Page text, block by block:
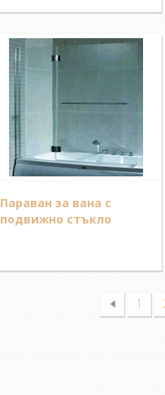
Параван за вана с
подвижно стъкло
1